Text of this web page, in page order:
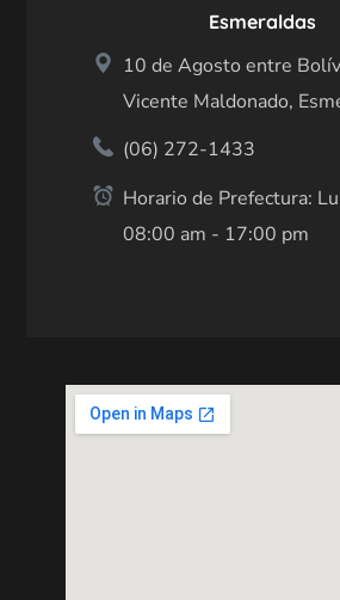
Esmeraldas
10 de Agosto entre
Vicente Maldonado,
(06) 272-1433
Horario de Prefectura:
08:00 am - 17:00 pm